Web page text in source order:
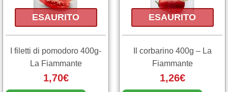
ESAURITO
I filetti di pomodoro 400g-
La Fiammante
1,70€
ESAURITO
Il corbarino 400g – La
Fiammante
1,26€